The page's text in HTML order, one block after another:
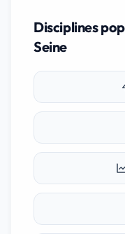
Disciplines
Seine